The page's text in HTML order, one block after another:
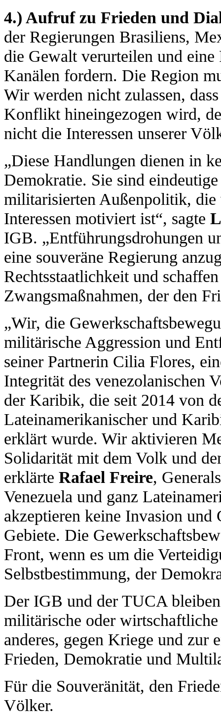
4.) Aufruf zu Frieden und
der Regierungen Brasiliens,
die Gewalt verurteilen und
Kanälen fordern. Die Region
Wir werden nicht zulassen,
Konflikt hineingezogen wird,
nicht die Interessen unserer
„Diese Handlungen dienen in
Demokratie. Sie sind
militarisierten Außenpolitik,
Interessen motiviert ist“, sagte
IGB. „Entführungsdrohungen
eine souveräne Regierung
Rechtsstaatlichkeit und
Zwangsmaßnahmen, der den
„Wir, die
militärische Aggression und
seiner Partnerin Cilia Flores,
Integrität des venezolanischen
der Karibik, die seit 2014 von
Lateinamerikanischer und
erklärt wurde. Wir aktivieren
Solidarität mit dem Volk und
erklärte Rafael Freire,
Venezuela und ganz
akzeptieren keine Invasion
Gebiete. Die
Front, wenn es um die
Selbstbestimmung, der
Der IGB und der TUCA
militärische oder
anderes, gegen Kriege und zur
Frieden, Demokratie und
Für die Souveränität, den
Völker.